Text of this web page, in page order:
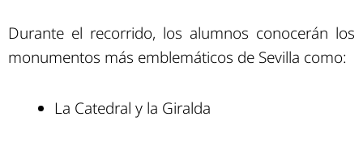
Durante el recorrido, los alumnos conocerán los
monumentos más emblemáticos de Sevilla como:
La Catedral y la Giralda